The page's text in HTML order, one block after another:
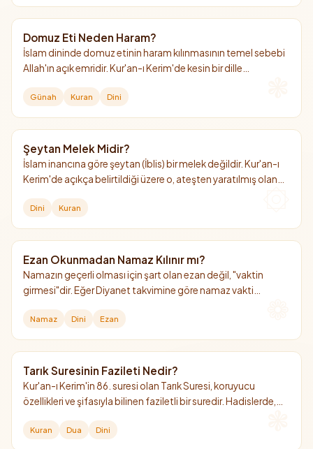
Domuz Eti Neden Haram?
İslam dininde domuz etinin haram kılınmasının temel sebebi
Allah'ın açık emridir. Kur'an-ı Kerim'de kesin bir dille
bu yasağın hikmetleri arasında sayılır.
Günah Kuran Dini
Şeytan Melek Midir?
İslam inancına göre şeytan (İblis) bir melek değildir. Kur'an-ı
Kerim'de açıkça belirtildiği üzere o, ateşten yaratılmış olan
Dini Kuran
Ezan Okunmadan Namaz Kılınır mı?
Namazın geçerli olması için şart olan ezan değil, "vaktin
girmesi"dir. Eğer Diyanet takvimine göre namaz vakti
ve geçerlidir.
Namaz Dini Ezan
Tarık Suresinin Fazileti Nedir?
Kur'an-ı Kerim'in 86. suresi olan Tarık Suresi, koruyucu
özellikleri ve şifasıyla bilinen faziletli bir suredir. Hadislerde,
müjdelenmiştir.
Kuran Dua Dini